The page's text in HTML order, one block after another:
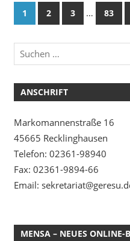
Beiträge
1 2 3 … 83
ANSCHRIFT
Markomannenstraße 16
45665 Recklinghausen
Telefon: 02361-98940
Fax: 02361-9894-66
Email:
MENSA – NEUES ONLINE-